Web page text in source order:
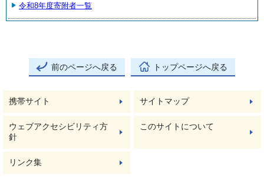
令和8年度寄附者一覧
前のページへ戻る トップページへ戻る
携帯サイト サイトマップ
ウェブアクセシビリティ方
針
このサイトについて
リンク集